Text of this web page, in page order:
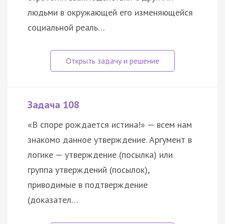
людьми в окружающей его изменяющейся
социальной реаль…
Задача 108
«В споре рождается истина!» — всем нам
знакомо данное утверждение. Аргумент в
логике — утверждение (посылка) или
группа утверждений (посылок),
приводимые в подтверждение
(доказател…